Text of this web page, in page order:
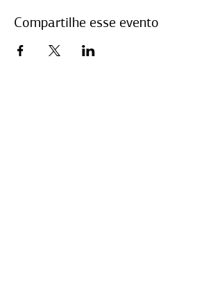
Compartilhe esse evento